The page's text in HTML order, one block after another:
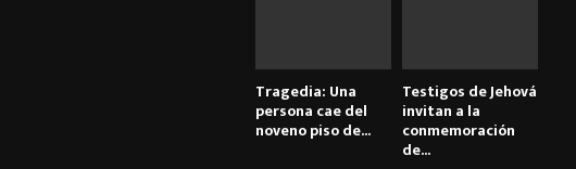
Tragedia: Una
persona cae del
noveno piso de...
Testigos de Jehová
invitan a la
conmemoración
de...